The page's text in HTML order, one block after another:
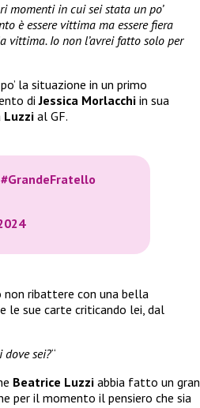
momenti in cui sei stata un po’
è essere vittima ma essere fiera
vittima. Io non l’avrei fatto solo per
la situazione in un primo
diJessica Morlacchi in sua
Luzzi al GF.
#GrandeFratello
non ribattere con una bella
le sue carte criticando lei, dal
sei?“
Beatrice Luzzi abbia fatto un gran
per il momento il pensiero che sia